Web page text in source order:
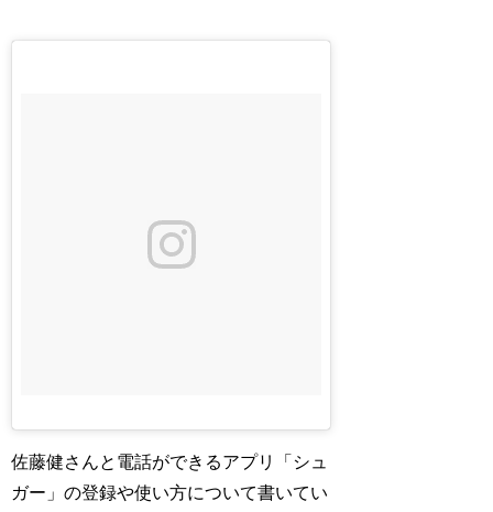
佐藤健さんと電話ができるアプリ「シュ
ガー」の登録や使い方について書いてい